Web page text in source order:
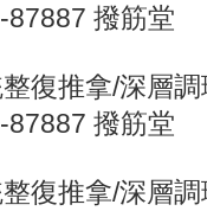
87887 撥筋堂
復推拿/深層
87887 撥筋堂
復推拿/深層